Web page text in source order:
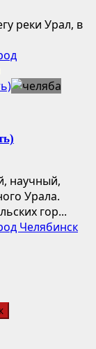
реки Урал, в
научный,
Урала.
гор...
Челябинск